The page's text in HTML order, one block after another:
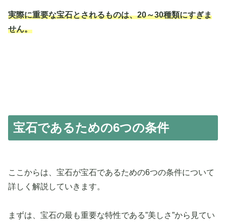
実際に重要な宝石とされるものは、20～30種類にすぎま
せん。
宝石であるための6つの条件
ここからは、宝石が宝石であるための6つの条件について
詳しく解説していきます。
まずは、宝石の最も重要な特性である”美しさ”から見てい